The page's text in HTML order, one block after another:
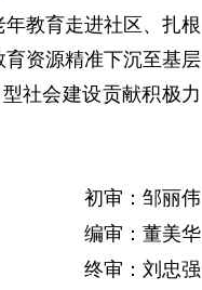
教育走进社区、扎根
资源精准下沉至基层
社会建设贡献积极力
初审：邹丽伟
编审：董美华
终审：刘忠强